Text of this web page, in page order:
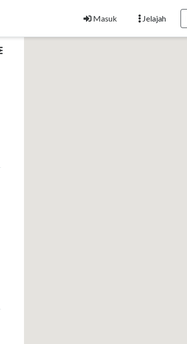
Masuk
Jelajah